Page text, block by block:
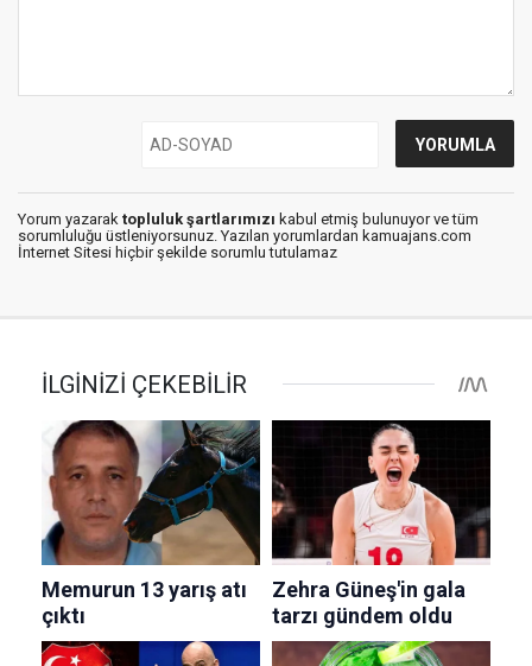
Yorum yazarak topluluk şartlarımızı kabul etmiş bulunuyor ve tüm
sorumluluğu üstleniyorsunuz. Yazılan yorumlardan kamuajans.com
İnternet Sitesi hiçbir şekilde sorumlu tutulamaz